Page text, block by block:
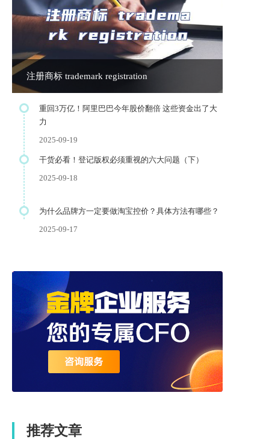
注册商标 trademark registration
重回3万亿！阿里巴巴今年股价翻倍 这些资金出了大
力
2025-09-19
干货必看！登记版权必须重视的六大问题（下）
2025-09-18
为什么品牌方一定要做淘宝控价？具体方法有哪些？
2025-09-17
推荐文章